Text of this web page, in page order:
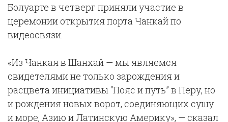
Болуарте в четверг приняли участие в
церемонии открытия порта Чанкай по
видеосвязи.
«Из Чанкая в Шанхай — мы являемся
свидетелями не только зарождения и
расцвета инициативы “Пояс и путь” в Перу, но
и рождения новых ворот, соединяющих сушу
и море, Азию и Латинскую Америку», — сказал